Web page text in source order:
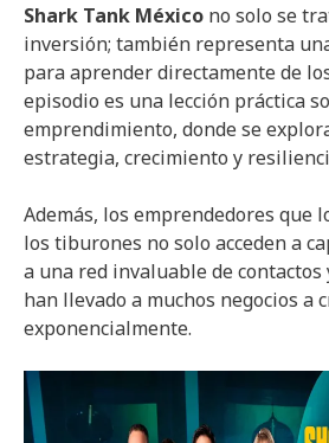
Shark Tank México no solo se
inversión; también representa
para aprender directamente de
episodio es una lección práctica
emprendimiento, donde se
estrategia, crecimiento y
Además, los emprendedores que
los tiburones no solo acceden a
a una red invaluable de contactos
han llevado a muchos negocios a
exponencialmente.